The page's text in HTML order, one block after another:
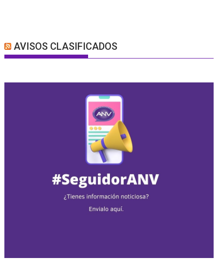
AVISOS CLASIFICADOS